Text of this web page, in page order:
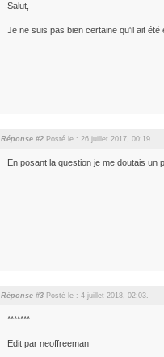
Salut,
Je ne suis pas bien certaine qu'il ait
Réponse #2 Posté le : 26 juillet 2017, 00:19.
En posant la question je me doutais un
Réponse #3 Posté le : 4 juillet 2018, 02:03.
*******
Edit par neoffreeman